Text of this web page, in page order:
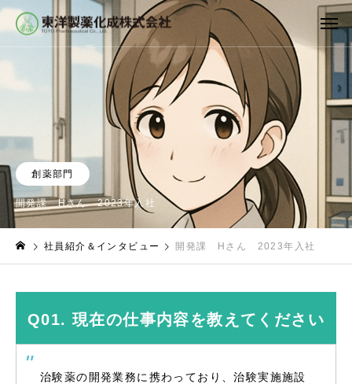
創薬部門
開発課 Hさん 2023年入社
社員紹介＆インタビュー 開発課 Hさん 2023年入社
Q01. 現在の仕事内容を教えてください
治験薬の開発業務に携わっており、治験実施施設